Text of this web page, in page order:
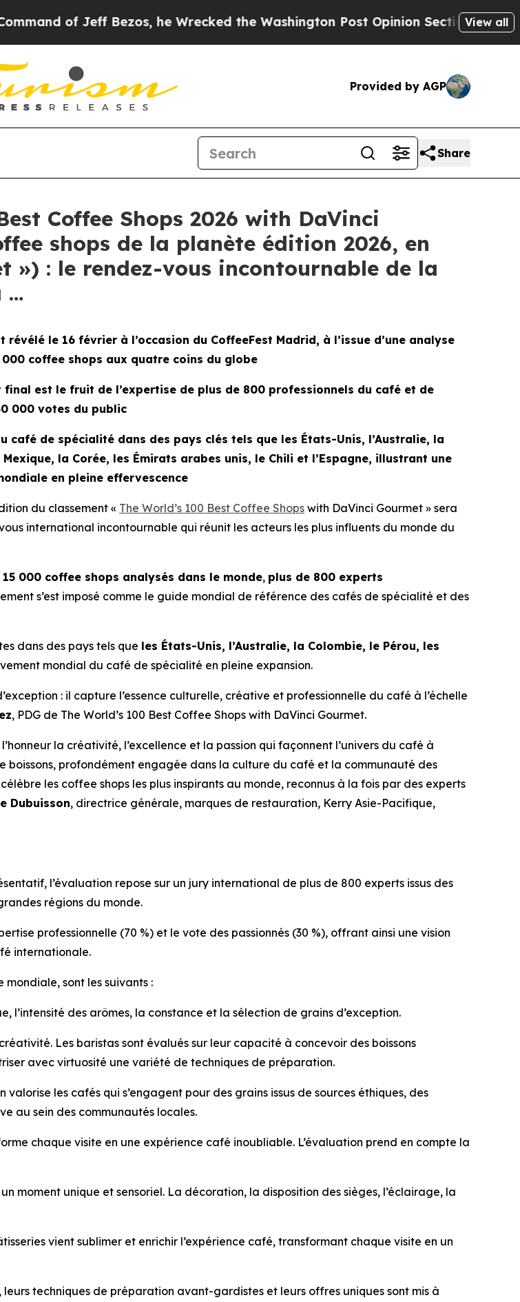
Jeff Bezos, he Wrecked the Washington Post Opinion Section but at Least he's
View all
Provided by AGP
Share
Coffee Shops 2026 with DaVinci
shops de la planète édition 2026, en
») : le rendez-vous incontournable de la
…
le 16 février à l’occasion du CoffeeFest Madrid, à l’issue d’une analyse
coffee shops aux quatre coins du globe
est le fruit de l’expertise de plus de 800 professionnels du café et de
000 votes du public
café de spécialité dans des pays clés tels que les États-Unis, l’Australie, la
la Corée, les Émirats arabes unis, le Chili et l’Espagne, illustrant une
en pleine effervescence
du classement « The World’s 100 Best Coffee Shops with DaVinci Gourmet » sera
international incontournable qui réunit les acteurs les plus influents du monde du
000 coffee shops analysés dans le monde, plus de 800 experts
s’est imposé comme le guide mondial de référence des cafés de spécialité et des
dans des pays tels que les États-Unis, l’Australie, la Colombie, le Pérou, les
mondial du café de spécialité en pleine expansion.
: il capture l’essence culturelle, créative et professionnelle du café à l’échelle
, PDG de The World’s 100 Best Coffee Shops with DaVinci Gourmet.
la créativité, l’excellence et la passion qui façonnent l’univers du café à
profondément engagée dans la culture du café et la communauté des
les coffee shops les plus inspirants au monde, reconnus à la fois par des experts
Dubuisson, directrice générale, marques de restauration, Kerry Asie-Pacifique,
l’évaluation repose sur un jury international de plus de 800 experts issus des
régions du monde.
professionnelle (70 %) et le vote des passionnés (30 %), offrant ainsi une vision
internationale.
sont les suivants :
l’intensité des arômes, la constance et la sélection de grains d’exception.
Les baristas sont évalués sur leur capacité à concevoir des boissons
avec virtuosité une variété de techniques de préparation.
valorise les cafés qui s’engagent pour des grains issus de sources éthiques, des
au sein des communautés locales.
chaque visite en une expérience café inoubliable. L’évaluation prend en compte la
moment unique et sensoriel. La décoration, la disposition des sièges, l’éclairage, la
vient sublimer et enrichir l’expérience café, transformant chaque visite en un
techniques de préparation avant-gardistes et leurs offres uniques sont mis à